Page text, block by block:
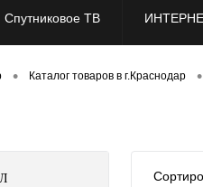
Спутниковое ТВ
• Каталог товаров в г.Краснодар •